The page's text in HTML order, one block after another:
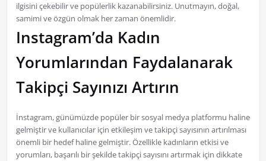
ilgisini çekebilir ve popülerlik kazanabilirsiniz. Unutmayın, doğal,
samimi ve özgün olmak her zaman önemlidir.
Instagram’da Kadın
Yorumlarından Faydalanarak
Takipçi Sayınızı Artırın
İnstagram, günümüzde popüler bir sosyal medya platformu haline
gelmiştir ve kullanıcılar için etkileşim ve takipçi sayısının artırılması
önemli bir hedef haline gelmiştir. Özellikle kadınların etkisi ve
yorumları, başarılı bir şekilde takipçi sayısını artırmak için dikkate